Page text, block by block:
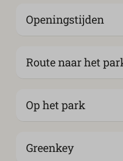
Openingstijden
Route naar het
Op het park
Greenkey